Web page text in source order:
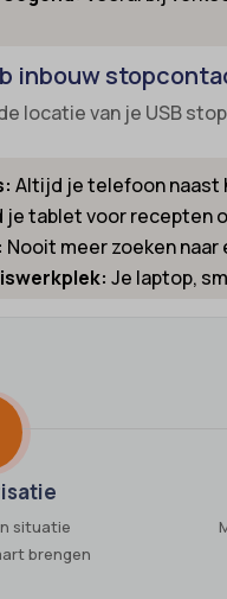
inbouw
locatie van je USB
Altijd je telefoon naast
je tablet voor recepten
Nooit meer zoeken
Je laptop,
situatie
brengen
intercom-id-*
wp-settings-
cato_fw_inet